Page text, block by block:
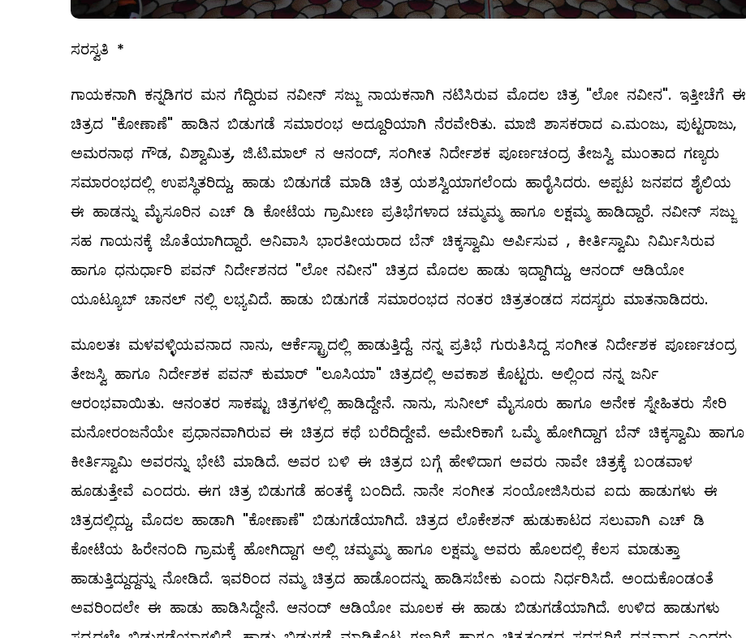
ಸರಸ್ವತಿ *
ಗಾಯಕನಾಗಿ ಕನ್ನಡಿಗರ ಮನ ಗೆದ್ದಿರುವ ನವೀನ್ ಸಜ್ಜು ನಾಯಕನಾಗಿ ನಟಿಸಿರುವ ಮೊದಲ ಚಿತ್ರ "ಲೋ ನವೀನ". ಇತ್ತೀಚೆಗೆ ಈ
ಚಿತ್ರದ "ಕೋಣಾಣೆ" ಹಾಡಿನ ಬಿಡುಗಡೆ ಸಮಾರಂಭ ಅದ್ದೂರಿಯಾಗಿ ನೆರವೇರಿತು. ಮಾಜಿ ಶಾಸಕರಾದ ಎ.ಮಂಜು, ಪುಟ್ಟರಾಜು,
ಅಮರನಾಥ ಗೌಡ, ವಿಶ್ವಾಮಿತ್ರ, ಜಿ.ಟಿ‌.ಮಾಲ್ ನ ಆನಂದ್, ಸಂಗೀತ ನಿರ್ದೇಶಕ ಪೂರ್ಣಚಂದ್ರ ತೇಜಸ್ವಿ ಮುಂತಾದ ಗಣ್ಯರು
ಸಮಾರಂಭದಲ್ಲಿ ಉಪಸ್ಥಿತರಿದ್ದು, ಹಾಡು ಬಿಡುಗಡೆ ಮಾಡಿ ಚಿತ್ರ ಯಶಸ್ವಿಯಾಗಲೆಂದು ಹಾರೈಸಿದರು. ಅಪ್ಪಟ ಜನಪದ ಶೈಲಿಯ
ಈ ಹಾಡನ್ನು ಮೈಸೂರಿನ ಎಚ್ ಡಿ ಕೋಟೆಯ ಗ್ರಾಮೀಣ ಪ್ರತಿಭೆಗಳಾದ ಚಮ್ಮಮ್ಮ ಹಾಗೂ ಲಕ್ಷಮ್ಮ ಹಾಡಿದ್ದಾರೆ. ನವೀನ್ ಸಜ್ಜು
ಸಹ ಗಾಯನಕ್ಕೆ ಜೊತೆಯಾಗಿದ್ದಾರೆ. ಅನಿವಾಸಿ ಭಾರತೀಯರಾದ ಬೆನ್ ಚಿಕ್ಕಸ್ವಾಮಿ ಅರ್ಪಿಸುವ , ಕೀರ್ತಿಸ್ವಾಮಿ ನಿರ್ಮಿಸಿರುವ
ಹಾಗೂ ಧನುರ್ಧಾರಿ ಪವನ್ ನಿರ್ದೇಶನದ "ಲೋ ನವೀನ" ಚಿತ್ರದ ಮೊದಲ ಹಾಡು ಇದ್ದಾಗಿದ್ದು, ಆನಂದ್ ಆಡಿಯೋ
ಯೂಟ್ಯೂಬ್ ಚಾನಲ್ ನಲ್ಲಿ ಲಭ್ಯವಿದೆ. ಹಾಡು ಬಿಡುಗಡೆ ಸಮಾರಂಭದ ನಂತರ ಚಿತ್ರತಂಡದ ಸದಸ್ಯರು ಮಾತನಾಡಿದರು.
ಮೂಲತಃ ಮಳವಳ್ಳಿಯವನಾದ ನಾನು, ಆರ್ಕೆಸ್ಟ್ರಾದಲ್ಲಿ ಹಾಡುತ್ತಿದ್ದೆ. ನನ್ನ ಪ್ರತಿಭೆ ಗುರುತಿಸಿದ್ದ ಸಂಗೀತ ನಿರ್ದೇಶಕ ಪೂರ್ಣಚಂದ್ರ
ತೇಜಸ್ವಿ ಹಾಗೂ ನಿರ್ದೇಶಕ ಪವನ್ ಕುಮಾರ್ "ಲೂಸಿಯಾ" ಚಿತ್ರದಲ್ಲಿ ಅವಕಾಶ ಕೊಟ್ಟರು. ಅಲ್ಲಿಂದ ನನ್ನ ಜರ್ನಿ
ಆರಂಭವಾಯಿತು. ಆನಂತರ ಸಾಕಷ್ಟು ಚಿತ್ರಗಳಲ್ಲಿ ಹಾಡಿದ್ದೇನೆ. ನಾನು, ಸುನೀಲ್ ಮೈಸೂರು ಹಾಗೂ ಅನೇಕ ಸ್ನೇಹಿತರು ಸೇರಿ
ಮನೋರಂಜನೆಯೇ ಪ್ರಧಾನವಾಗಿರುವ ಈ ಚಿತ್ರದ ಕಥೆ ಬರೆದಿದ್ದೇವೆ. ಅಮೇರಿಕಾಗೆ ಒಮ್ಮೆ ಹೋಗಿದ್ದಾಗ ಬೆನ್ ಚಿಕ್ಕಸ್ವಾಮಿ ಹಾಗೂ
ಕೀರ್ತಿಸ್ವಾಮಿ ಅವರನ್ನು ಭೇಟಿ ಮಾಡಿದೆ. ಅವರ ಬಳಿ ಈ ಚಿತ್ರದ ಬಗ್ಗೆ ಹೇಳಿದಾಗ ಅವರು ನಾವೇ ಚಿತ್ರಕ್ಕೆ ಬಂಡವಾಳ
ಹೂಡುತ್ತೇವೆ ಎಂದರು. ಈಗ ಚಿತ್ರ ಬಿಡುಗಡೆ ಹಂತಕ್ಕೆ ಬಂದಿದೆ. ನಾನೇ ಸಂಗೀತ ಸಂಯೋಜಿಸಿರುವ ಐದು ಹಾಡುಗಳು ಈ
ಚಿತ್ರದಲ್ಲಿದ್ದು, ಮೊದಲ ಹಾಡಾಗಿ "ಕೋಣಾಣೆ" ಬಿಡುಗಡೆಯಾಗಿದೆ. ಚಿತ್ರದ ಲೊಕೇಶನ್ ಹುಡುಕಾಟದ ಸಲುವಾಗಿ ಎಚ್ ಡಿ
ಕೋಟೆಯ ಹಿರೇನಂದಿ ಗ್ರಾಮಕ್ಕೆ ಹೋಗಿದ್ದಾಗ ಅಲ್ಲಿ ಚಮ್ಮಮ್ಮ ಹಾಗೂ ಲಕ್ಷಮ್ಮ ಅವರು ಹೊಲದಲ್ಲಿ ಕೆಲಸ ಮಾಡುತ್ತಾ
ಹಾಡುತ್ತಿದ್ದುದ್ದನ್ನು ನೋಡಿದೆ. ಇವರಿಂದ ನಮ್ಮ ಚಿತ್ರದ ಹಾಡೊಂದನ್ನು ಹಾಡಿಸಬೇಕು ಎಂದು ನಿರ್ಧರಿಸಿದೆ. ಅಂದುಕೊಂಡಂತೆ
ಅವರಿಂದಲೇ ಈ ಹಾಡು ಹಾಡಿಸಿದ್ದೇನೆ. ಆನಂದ್ ಆಡಿಯೋ ಮೂಲಕ ಈ ಹಾಡು ಬಿಡುಗಡೆಯಾಗಿದೆ. ಉಳಿದ ಹಾಡುಗಳು